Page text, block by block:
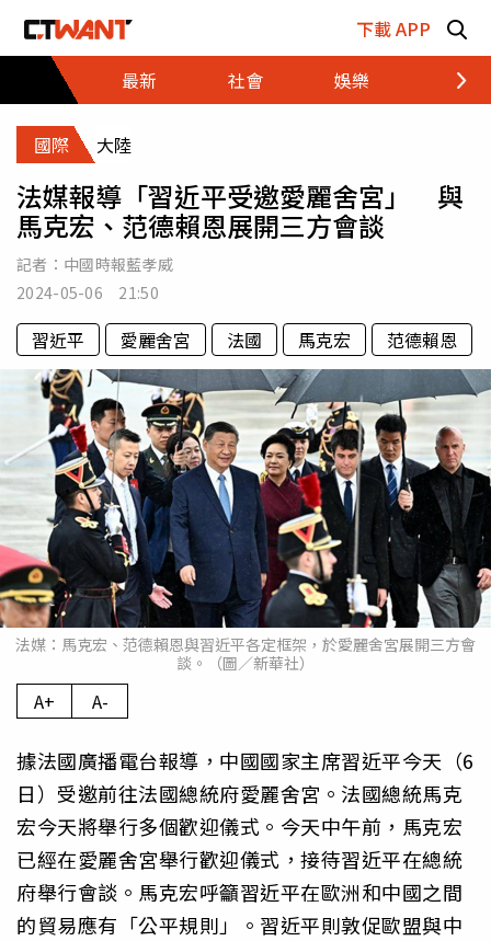
下載 APP
最新
社會 娛樂 財經
國際 大陸
法媒報導「習近平受邀愛麗舍宮」 與
馬克宏、范德賴恩展開三方會談
記者： 中國時報藍孝威
2024-05-06 21:50
習近平 愛麗舍宮 法國 馬克宏 范德賴恩
法媒：馬克宏、范德賴恩與習近平各定框架，於愛麗舍宮展開三方會
談。（圖／新華社）
A+ A-
據法國廣播電台報導，中國國家主席習近平今天（6
日）受邀前往法國總統府愛麗舍宮。法國總統馬克
宏今天將舉行多個歡迎儀式。今天中午前，馬克宏
已經在愛麗舍宮舉行歡迎儀式，接待習近平在總統
府舉行會談。馬克宏呼籲習近平在歐洲和中國之間
的貿易應有「公平規則」。習近平則敦促歐盟與中